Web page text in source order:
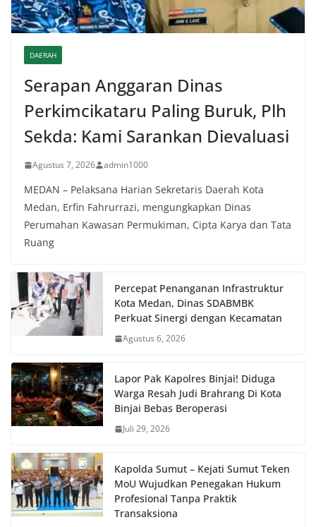
DAERAH
Serapan Anggaran Dinas
Perkimcikataru Paling Buruk, Plh
Sekda: Kami Sarankan Dievaluasi
Agustus 7, 2026 admin1000
MEDAN – Pelaksana Harian Sekretaris Daerah Kota
Medan, Erfin Fahrurrazi, mengungkapkan Dinas
Perumahan Kawasan Permukiman, Cipta Karya dan Tata
Ruang
Percepat Penanganan Infrastruktur
Kota Medan, Dinas SDABMBK
Perkuat Sinergi dengan Kecamatan
Agustus 6, 2026
Lapor Pak Kapolres Binjai! Diduga
Warga Resah Judi Brahrang Di Kota
Binjai Bebas Beroperasi
Juli 29, 2026
Kapolda Sumut – Kejati Sumut Teken
MoU Wujudkan Penegakan Hukum
Profesional Tanpa Praktik
Transaksiona